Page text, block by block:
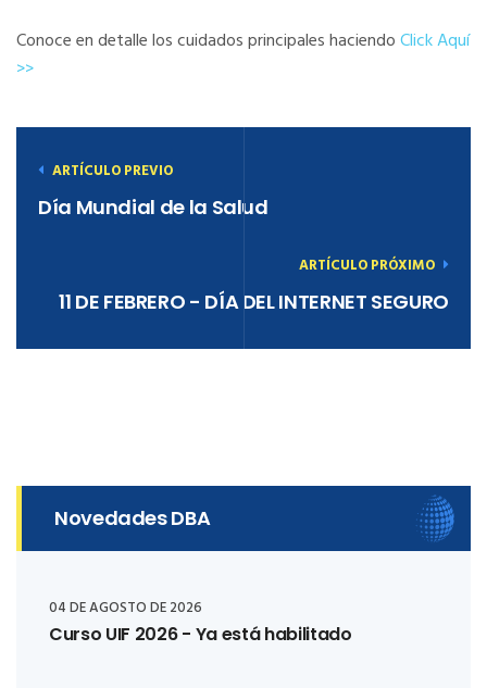
Conoce en detalle los cuidados principales haciendoClick Aquí
>>
ARTÍCULO PREVIO
Día Mundial de la Salud
ARTÍCULO PRÓXIMO
11 DE FEBRERO - DÍA DEL INTERNET SEGURO
Novedades DBA
04 DE AGOSTO DE 2026
Curso UIF 2026 - Ya está habilitado